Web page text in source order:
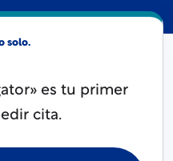
solo.
es tu primer
cita.